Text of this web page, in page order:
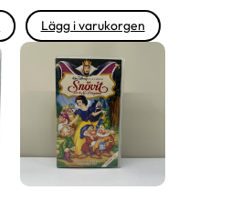
Lägg i varukorgen